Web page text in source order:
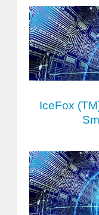
IceFox